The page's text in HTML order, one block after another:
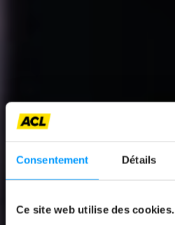
Consentement Détails
Ce site web utilise des cookies.
News